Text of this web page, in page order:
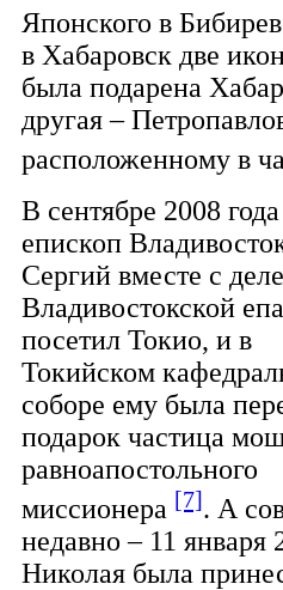
Японского в
в Хабаровск две
была подарена
другая –
расположенному в
В сентябре 2008 года
епископ
Сергий вместе с
Владивостокской
посетил Токио, и в
Токийском
соборе ему была
подарок частица
равноапостольного
миссионера [7]. А
недавно – 11 января
Николая была